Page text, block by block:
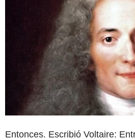
Entonces. Escribió Voltaire: